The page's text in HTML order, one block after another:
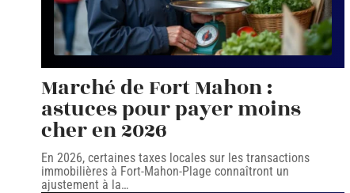
Marché de Fort Mahon :
astuces pour payer moins
cher en 2026
En 2026, certaines taxes locales sur les transactions
immobilières à Fort-Mahon-Plage connaîtront un
ajustement à la…